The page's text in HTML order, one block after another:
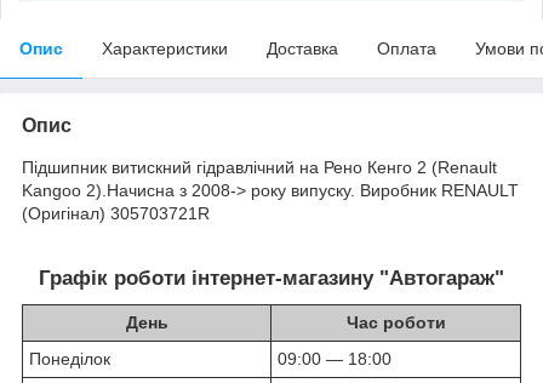
Опис Характеристики Доставка Оплата Умови
Опис
Підшипник витискний гідравлічний на Рено Кенго 2 (Renault
Kangoo 2).Начисна з 2008-> року випуску. Виробник RENAULT
(Оригінал) 305703721R
Графік роботи інтернет-магазину "Автогараж"
День
Час роботи
Понеділок
09:00 — 18:00